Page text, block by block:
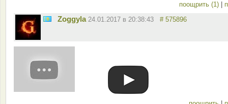
поощрить (1)
Zoggyla 24.01.2017 в 20:38:43 # 575896